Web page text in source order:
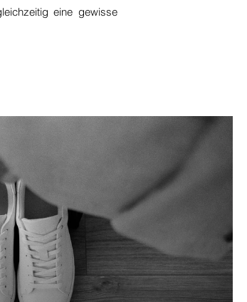
eine gewisse